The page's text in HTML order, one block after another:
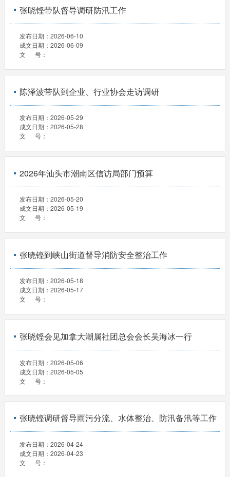
张晓铿带队督导调研防汛工作
发布日期： 2026-06-10
成文日期： 2026-06-09
文 号：
陈泽波带队到企业、行业协会走访调研
发布日期： 2026-05-29
成文日期： 2026-05-28
文 号：
2026年汕头市潮南区信访局部门预算
发布日期： 2026-05-20
成文日期： 2026-05-19
文 号：
张晓铿到峡山街道督导消防安全整治工作
发布日期： 2026-05-18
成文日期： 2026-05-17
文 号：
张晓铿会见加拿大潮属社团总会会长吴海冰一行
发布日期： 2026-05-06
成文日期： 2026-05-05
文 号：
张晓铿调研督导雨污分流、水体整治、防汛备汛等工作
发布日期： 2026-04-24
成文日期： 2026-04-23
文 号：